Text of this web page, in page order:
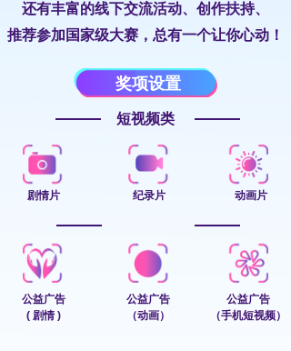
还有丰富的线下交流活动、创作扶持、
推荐参加国家级大赛，总有一个让你心动！
奖项设置
纪录片 动画片
剧情片
公益广告
（动画）
公益广告
（手机短视频）
公益广告
( 剧情 )
短视频类